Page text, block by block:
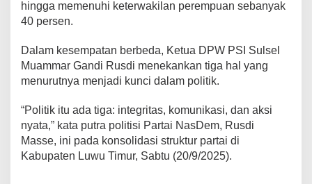
hingga memenuhi keterwakilan perempuan sebanyak
40 persen.
Dalam kesempatan berbeda, Ketua DPW PSI Sulsel
Muammar Gandi Rusdi menekankan tiga hal yang
menurutnya menjadi kunci dalam politik.
“Politik itu ada tiga: integritas, komunikasi, dan aksi
nyata,” kata putra politisi Partai NasDem, Rusdi
Masse, ini pada konsolidasi struktur partai di
Kabupaten Luwu Timur, Sabtu (20/9/2025).